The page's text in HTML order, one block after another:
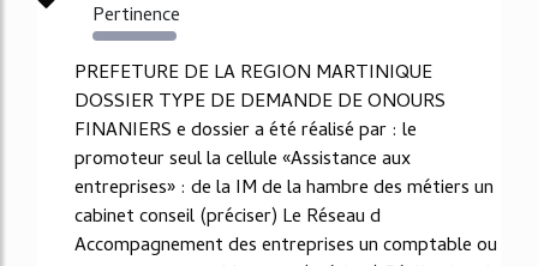
Pertinence
1085%
PREFETURE DE LA REGION MARTINIQUE
DOSSIER TYPE DE DEMANDE DE ONOURS
FINANIERS e dossier a été réalisé par : le
promoteur seul la cellule «Assistance aux
entreprises» : de la IM de la hambre des métiers un
cabinet conseil (préciser) Le Réseau d
Accompagnement des entreprises un comptable ou